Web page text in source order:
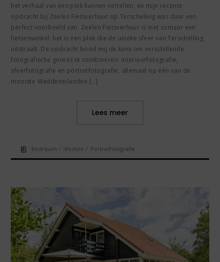
het verhaal van een plek kunnen vertellen, en mijn recente
opdracht bij Zeelen Fietsverhuur op Terschelling was daar een
perfect voorbeeld van. Zeelen Fietsverhuur is niet zomaar een
fietsenwinkel; het is een plek die de unieke sfeer van Terschelling
uitstraalt. De opdracht bood mij de kans om verschillende
fotografische genres te combineren: interieurfotografie,
sfeerfotografie en portretfotografie, allemaal op één van de
mooiste Waddeneilanden […]
Lees meer
Bedrijven / lifestyle / Portretfotografie